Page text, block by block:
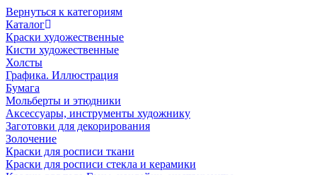
Вернуться к категориям
Каталог
Краски художественные
Кисти художественные
Холсты
Графика. Иллюстрация
Бумага
Мольберты и этюдники
Аксессуары, инструменты художнику
Заготовки для декорирования
Золочение
Краски для росписи ткани
Краски для росписи стекла и керамики